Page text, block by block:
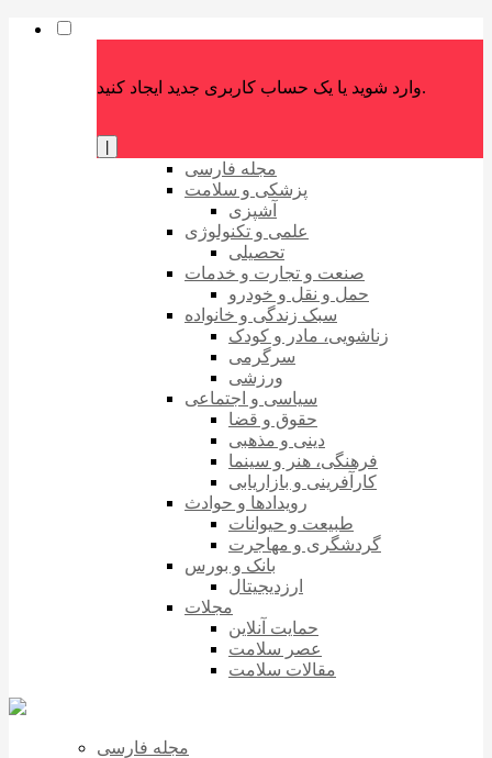
وارد شوید یا یک حساب کاربری جدید ایجاد کنید.
مجله فارسی
پزشکی و سلامت
آشپزی
علمی و تکنولوژی
تحصیلی
صنعت و تجارت و خدمات
حمل و نقل و خودرو
سبک زندگی و خانواده
زناشویی، مادر و کودک
سرگرمی
ورزشی
سیاسی و اجتماعی
حقوق و قضا
دینی و مذهبی
فرهنگی، هنر و سینما
کارآفرینی و بازاریابی
رویدادها و حوادث
طبیعت و حیوانات
گردشگری و مهاجرت
بانک و بورس
ارزدیجیتال
مجلات
حمایت آنلاین
عصر سلامت
مقالات سلامت
مجله فارسی